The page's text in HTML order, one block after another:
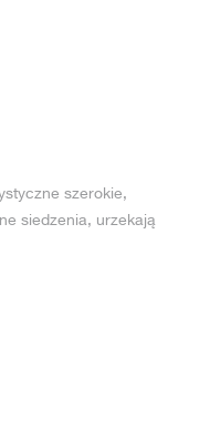
szerokie,
siedzenia, urzekają